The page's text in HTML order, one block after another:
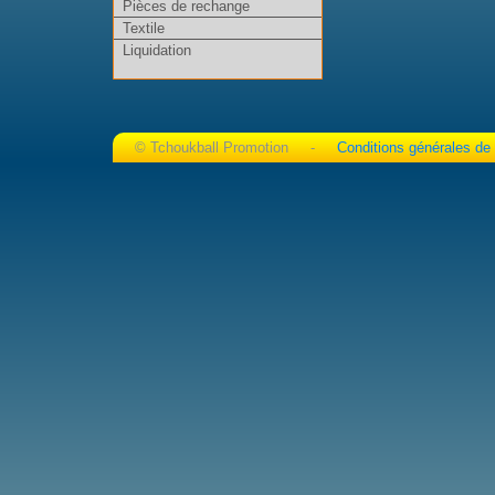
Pièces de rechange
Textile
Liquidation
© Tchoukball Promotion - Conditions générales de